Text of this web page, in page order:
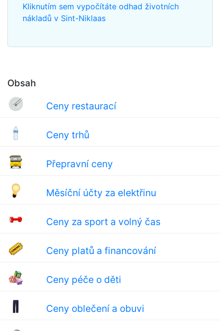
Obsah
Ceny restaurací
Ceny trhů
Přepravní ceny
Měsíční účty za elektřinu
Ceny za sport a volný čas
Ceny platů a financování
Ceny péče o děti
Ceny oblečení a obuvi
Kliknutím sem vypočítáte odhad životních
nákladů v Sint-Niklaas